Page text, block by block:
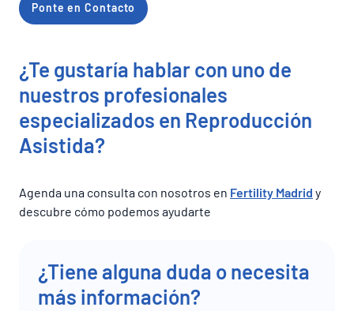
Ponte en Contacto
¿Te gustaría hablar con uno de
nuestros profesionales
especializados en Reproducción
Asistida?
Agenda una consulta con nosotros en Fertility Madrid y
descubre cómo podemos ayudarte
¿Tiene alguna duda o necesita
más información?